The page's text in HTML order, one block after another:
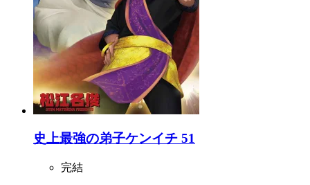
史上最強の弟子ケンイチ 51
完結